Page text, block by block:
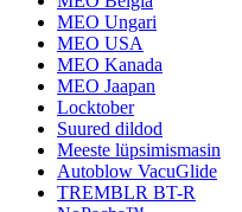
MEO Ungari
MEO USA
MEO Kanada
MEO Jaapan
Locktober
Suured dildod
Meeste lüpsimismasin
Autoblow VacuGlide
TREMBLR BT-R